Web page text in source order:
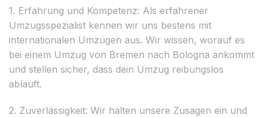
1. Erfahrung und Kompetenz: Als erfahrener
Umzugsspezialist kennen wir uns bestens mit
internationalen Umzügen aus. Wir wissen, worauf es
bei einem Umzug von Bremen nach Bologna ankommt
und stellen sicher, dass dein Umzug reibungslos
abläuft.
2. Zuverlässigkeit: Wir halten unsere Zusagen ein und